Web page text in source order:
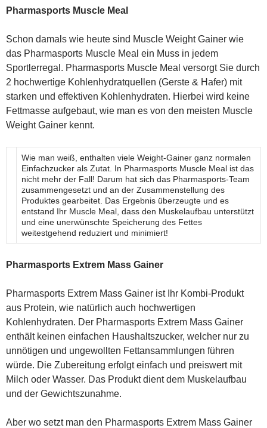
Pharmasports Muscle Meal
Schon damals wie heute sind Muscle Weight Gainer wie
das Pharmasports Muscle Meal ein Muss in jedem
Sportlerregal. Pharmasports Muscle Meal versorgt Sie durch
2 hochwertige Kohlenhydratquellen (Gerste & Hafer) mit
starken und effektiven Kohlenhydraten. Hierbei wird keine
Fettmasse aufgebaut, wie man es von den meisten Muscle
Weight Gainer kennt.
Wie man weiß, enthalten viele Weight-Gainer ganz normalen
Einfachzucker als Zutat. In Pharmasports Muscle Meal ist das
nicht mehr der Fall! Darum hat sich das Pharmasports-Team
zusammengesetzt und an der Zusammenstellung des
Produktes gearbeitet. Das Ergebnis überzeugte und es
entstand Ihr Muscle Meal, dass den Muskelaufbau unterstützt
und eine unerwünschte Speicherung des Fettes
weitestgehend reduziert und minimiert!
Pharmasports Extrem Mass Gainer
Pharmasports Extrem Mass Gainer ist Ihr Kombi-Produkt
aus Protein, wie natürlich auch hochwertigen
Kohlenhydraten. Der Pharmasports Extrem Mass Gainer
enthält keinen einfachen Haushaltszucker, welcher nur zu
unnötigen und ungewollten Fettansammlungen führen
würde. Die Zubereitung erfolgt einfach und preiswert mit
Milch oder Wasser. Das Produkt dient dem Muskelaufbau
und der Gewichtszunahme.
Aber wo setzt man den Pharmasports Extrem Mass Gainer